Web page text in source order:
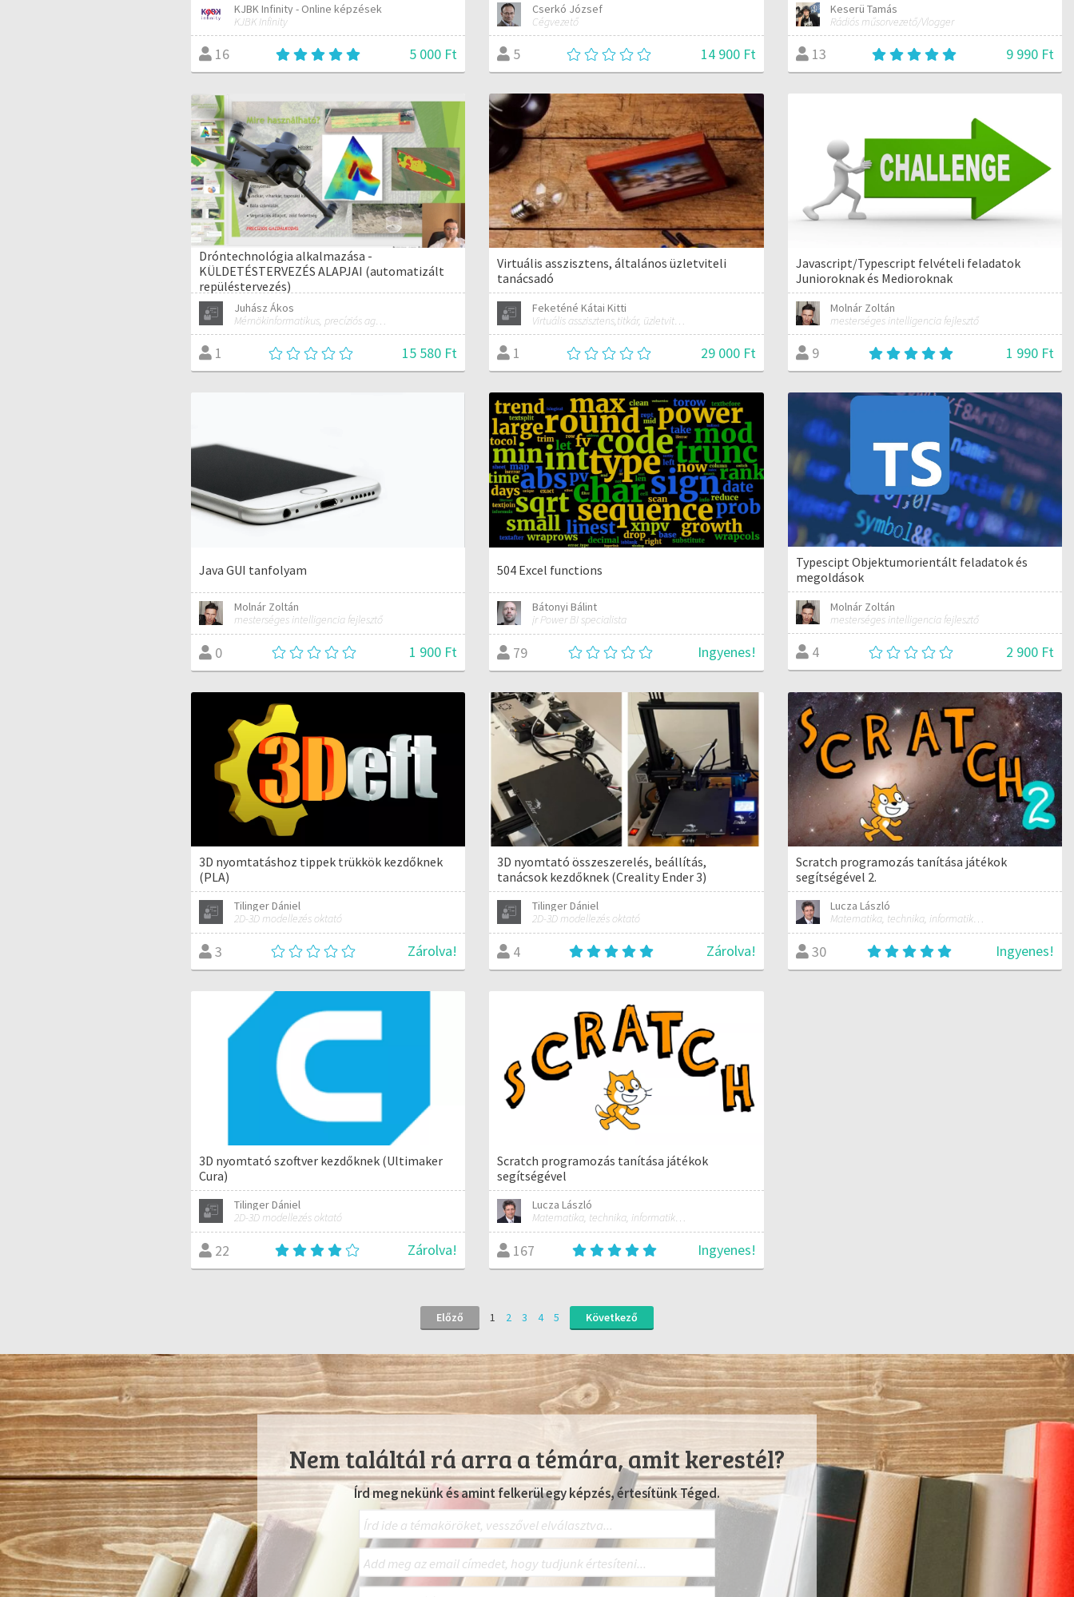
KJBK Infinity - Online képzések
KJBK Infinity
16 5 000 Ft
Cserkó József
Cégvezető
5 14 900 Ft
Keserü Tamás
Rádiós műsorvezető/Vlogger
13 9 990 Ft
Dróntechnológia alkalmazása -
KÜLDETÉSTERVEZÉS ALAPJAI (automatizált
repüléstervezés)
Juhász Ákos
Mérnökinformatikus, precíziós agrárgazdálkodási szakmérnök, hivatásos ipari drónpilóta
1 15 580 Ft
Virtuális asszisztens, általános üzletviteli
tanácsadó
Feketéné Kátai Kitti
Virtuális asszisztens,titkár, üzletviteli tanácsadó
1 29 000 Ft
Javascript/Typescript felvételi feladatok
Junioroknak és Medioroknak
Molnár Zoltán
mesterséges intelligencia fejlesztő
9 1 990 Ft
Java GUI tanfolyam
Molnár Zoltán
mesterséges intelligencia fejlesztő
0 1 900 Ft
504 Excel functions
Bátonyi Bálint
jr Power BI specialista
79 Ingyenes!
Typescipt Objektumorientált feladatok és
megoldások
Molnár Zoltán
mesterséges intelligencia fejlesztő
4 2 900 Ft
3D nyomtatáshoz tippek trükkök kezdőknek
(PLA)
Tilinger Dániel
2D-3D modellezés oktató
3 Zárolva!
3D nyomtató összeszerelés, beállítás,
tanácsok kezdőknek (Creality Ender 3)
Tilinger Dániel
2D-3D modellezés oktató
4 Zárolva!
Scratch programozás tanítása játékok
segítségével 2.
Lucza László
Matematika, technika, informatika szakos általános iskolai tanár; mentorpedagógus, mestertanár
30 Ingyenes!
3D nyomtató szoftver kezdőknek (Ultimaker
Cura)
Tilinger Dániel
2D-3D modellezés oktató
22 Zárolva!
Scratch programozás tanítása játékok
segítségével
Lucza László
Matematika, technika, informatika szakos általános iskolai tanár; mentorpedagógus, mestertanár
167 Ingyenes!
Előző 1 2 3 4 5 Következő
Nem találtál rá arra a témára, amit kerestél?
Írd meg nekünk és amint felkerül egy képzés, értesítünk Téged.